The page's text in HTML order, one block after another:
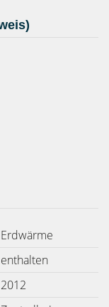
Erdwärme
enthalten
2012